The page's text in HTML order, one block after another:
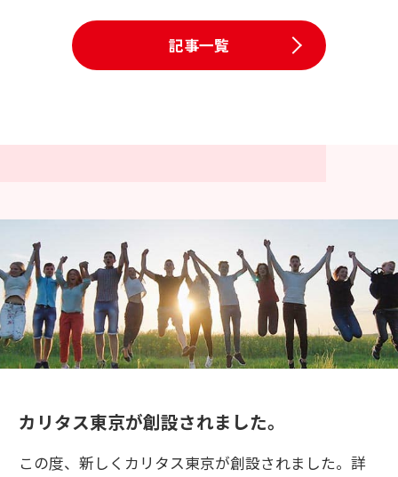
記事一覧
カリタス東京が創設されました。
この度、新しくカリタス東京が創設されました。詳